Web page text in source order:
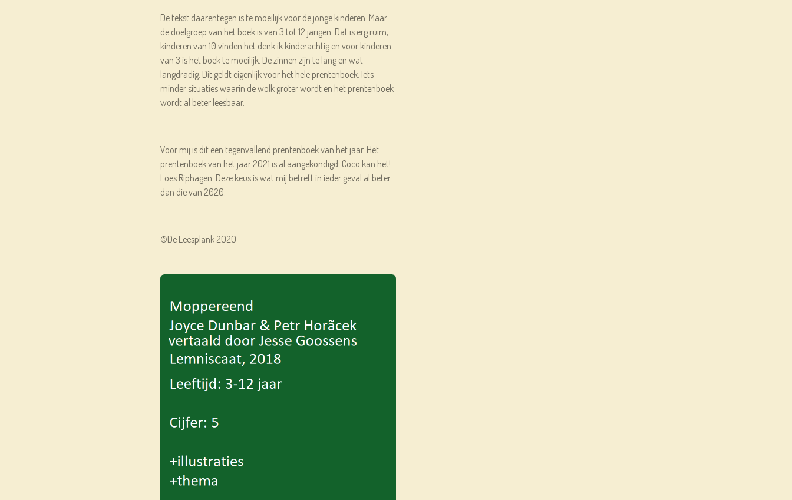
De tekst daarentegen is te moeilijk voor de jonge kinderen. Maar
de doelgroep van het boek is van 3 tot 12 jarigen. Dat is erg ruim,
kinderen van 10 vinden het denk ik kinderachtig en voor kinderen
van 3 is het boek te moeilijk. De zinnen zijn te lang en wat
langdradig. Dit geldt eigenlijk voor het hele prentenboek. Iets
minder situaties waarin de wolk groter wordt en het prentenboek
wordt al beter leesbaar.
Voor mij is dit een tegenvallend prentenboek van het jaar. Het
prentenboek van het jaar 2021 is al aangekondigd: Coco kan het!
Loes Riphagen. Deze keus is wat mij betreft in ieder geval al beter
dan die van 2020.
©De Leesplank 2020